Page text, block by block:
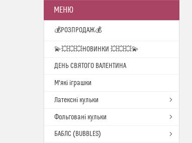
💰РОЗПРОДАЖ💰
💫💥💥💥НОВИНКИ 💥💥💥💫
ДЕНЬ СВЯТОГО ВАЛЕНТИНА
М'які іграшки
Латексні кульки
Фольговані кульки
БАБЛС (BUBBLES)